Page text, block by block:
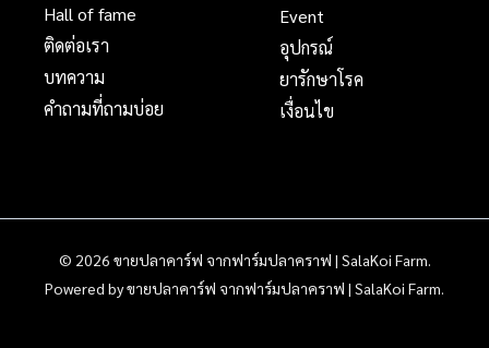
Hall of fame
ติดต่อเรา
บทความ
คำถามที่ถามบ่อย
Event
อุปกรณ์
ยารักษาโรค
เงื่อนไข
© 2026 ขายปลาคาร์ฟ จากฟาร์มปลาคราฟ | SalaKoi Farm.
Powered by ขายปลาคาร์ฟ จากฟาร์มปลาคราฟ | SalaKoi Farm.